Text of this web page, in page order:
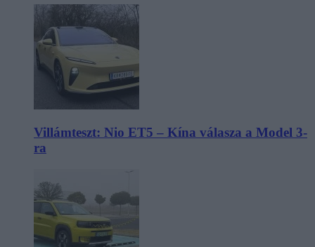
Villámteszt: Nio ET5 – Kína válasza a Model 3-
ra